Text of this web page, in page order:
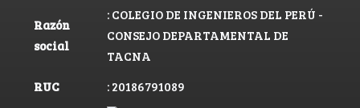
Razón
social
: COLEGIO DE INGENIEROS DEL PERÚ -
CONSEJO DEPARTAMENTAL DE
TACNA
RUC
: 20186791089